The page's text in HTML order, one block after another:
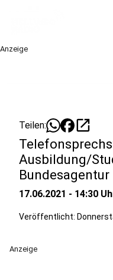
Anzeige
Teilen: open_in_new
Ausbildung/
17.06.2021 - 14:30
Veröffentlicht:
Anzeige